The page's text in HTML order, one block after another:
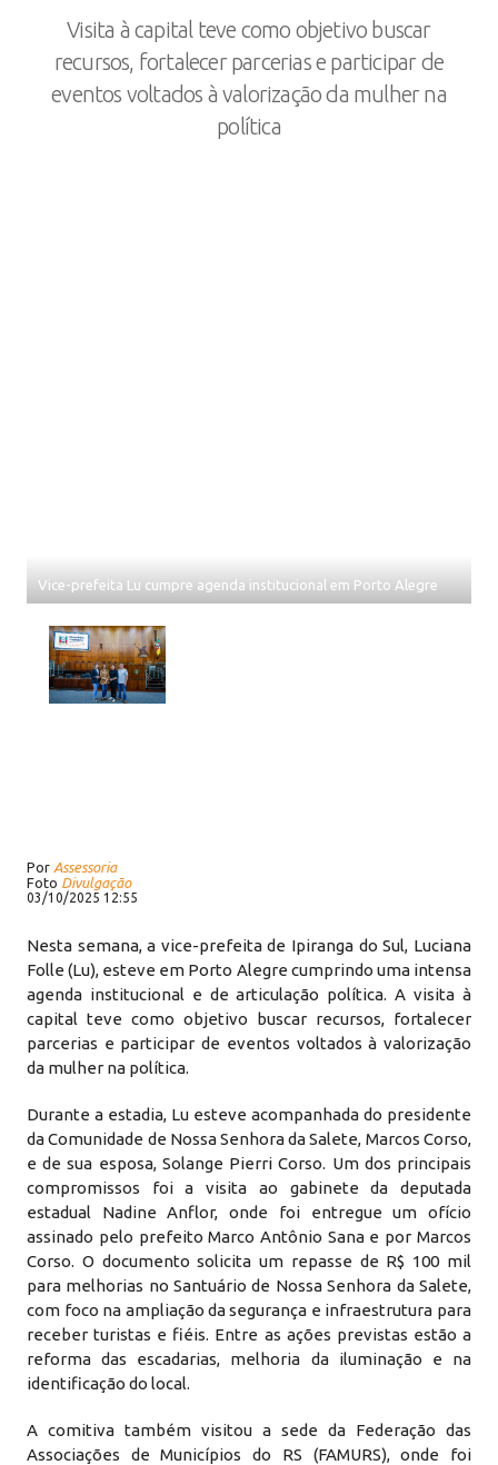
Visita à capital teve como objetivo buscar
recursos, fortalecer parcerias e participar de
eventos voltados à valorização da mulher na
política
Vice-prefeita Lu cumpre agenda institucional em Porto Alegre
Por Assessoria
Foto Divulgação
03/10/2025 12:55
Nesta semana, a vice-prefeita de Ipiranga do Sul, Luciana
Folle (Lu), esteve em Porto Alegre cumprindo uma intensa
agenda institucional e de articulação política. A visita à
capital teve como objetivo buscar recursos, fortalecer
parcerias e participar de eventos voltados à valorização
da mulher na política.
Durante a estadia, Lu esteve acompanhada do presidente
da Comunidade de Nossa Senhora da Salete, Marcos Corso,
e de sua esposa, Solange Pierri Corso. Um dos principais
compromissos foi a visita ao gabinete da deputada
estadual Nadine Anflor, onde foi entregue um ofício
assinado pelo prefeito Marco Antônio Sana e por Marcos
Corso. O documento solicita um repasse de R$ 100 mil
para melhorias no Santuário de Nossa Senhora da Salete,
com foco na ampliação da segurança e infraestrutura para
receber turistas e fiéis. Entre as ações previstas estão a
reforma das escadarias, melhoria da iluminação e na
identificação do local.
A comitiva também visitou a sede da Federação das
Associações de Municípios do RS (FAMURS), onde foi